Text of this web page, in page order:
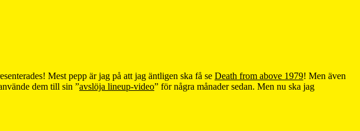
Mest pepp är jag på att jag äntligen ska få se Death from above 1979! Men även
dem till sin ”avslöja lineup-video” för några månader sedan. Men nu ska jag